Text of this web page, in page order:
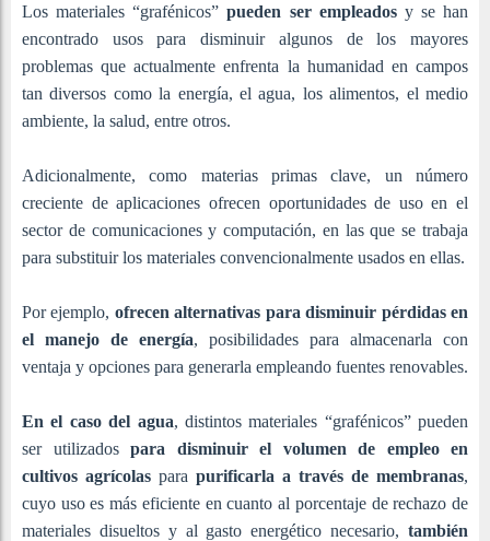
Los materiales “grafénicos”pueden ser empleadosy se han
encontrado usos para disminuir algunos de los mayores
problemas que actualmente enfrenta la humanidad en campos
tan diversos como la energía, el agua, los alimentos, el medio
ambiente, la salud, entre otros.
Adicionalmente, como materias primas clave, un número
creciente de aplicaciones ofrecen oportunidades de uso en el
sector de comunicaciones y computación, en las que se trabaja
para substituir los materiales convencionalmente usados en ellas.
Por ejemplo, ofrecen alternativas para disminuir pérdidas en
el manejo de energía, posibilidades para almacenarla con
ventaja y opciones para generarla empleando fuentes renovables.
En el caso del agua, distintos materiales “grafénicos” pueden
ser utilizados para disminuir el volumen de empleo en
cultivos agrícolas para purificarla a través de membranas,
cuyo uso es más eficiente en cuanto al porcentaje de rechazo de
materiales disueltos y al gasto energético necesario, también